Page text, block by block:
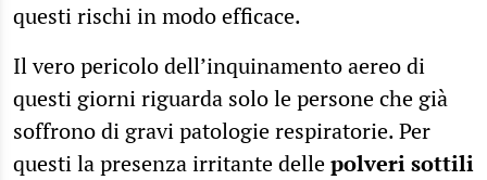
questi rischi in modo efficace.
Il vero pericolo dell’inquinamento aereo di
questi giorni riguarda solo le persone che già
soffrono di gravi patologie respiratorie. Per
questi la presenza irritante dellepolveri sottili